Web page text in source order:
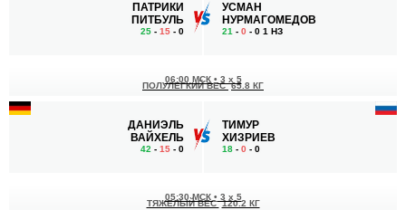
ПАТРИКИ
ПИТБУЛЬ
25 - 15 - 0
УСМАН
НУРМАГОМЕДОВ
21 - 0 - 0 1 НЗ
ДАНИЭЛЬ
ВАЙХЕЛЬ
42 - 15 - 0
06:00 МСК • 3 x 5
ПОЛУЛЕГКИЙ ВЕС 65.8 КГ
ТИМУР
ХИЗРИЕВ
18 - 0 - 0
05:30 МСК • 3 x 5
ТЯЖЕЛЫЙ ВЕС 120.2 КГ